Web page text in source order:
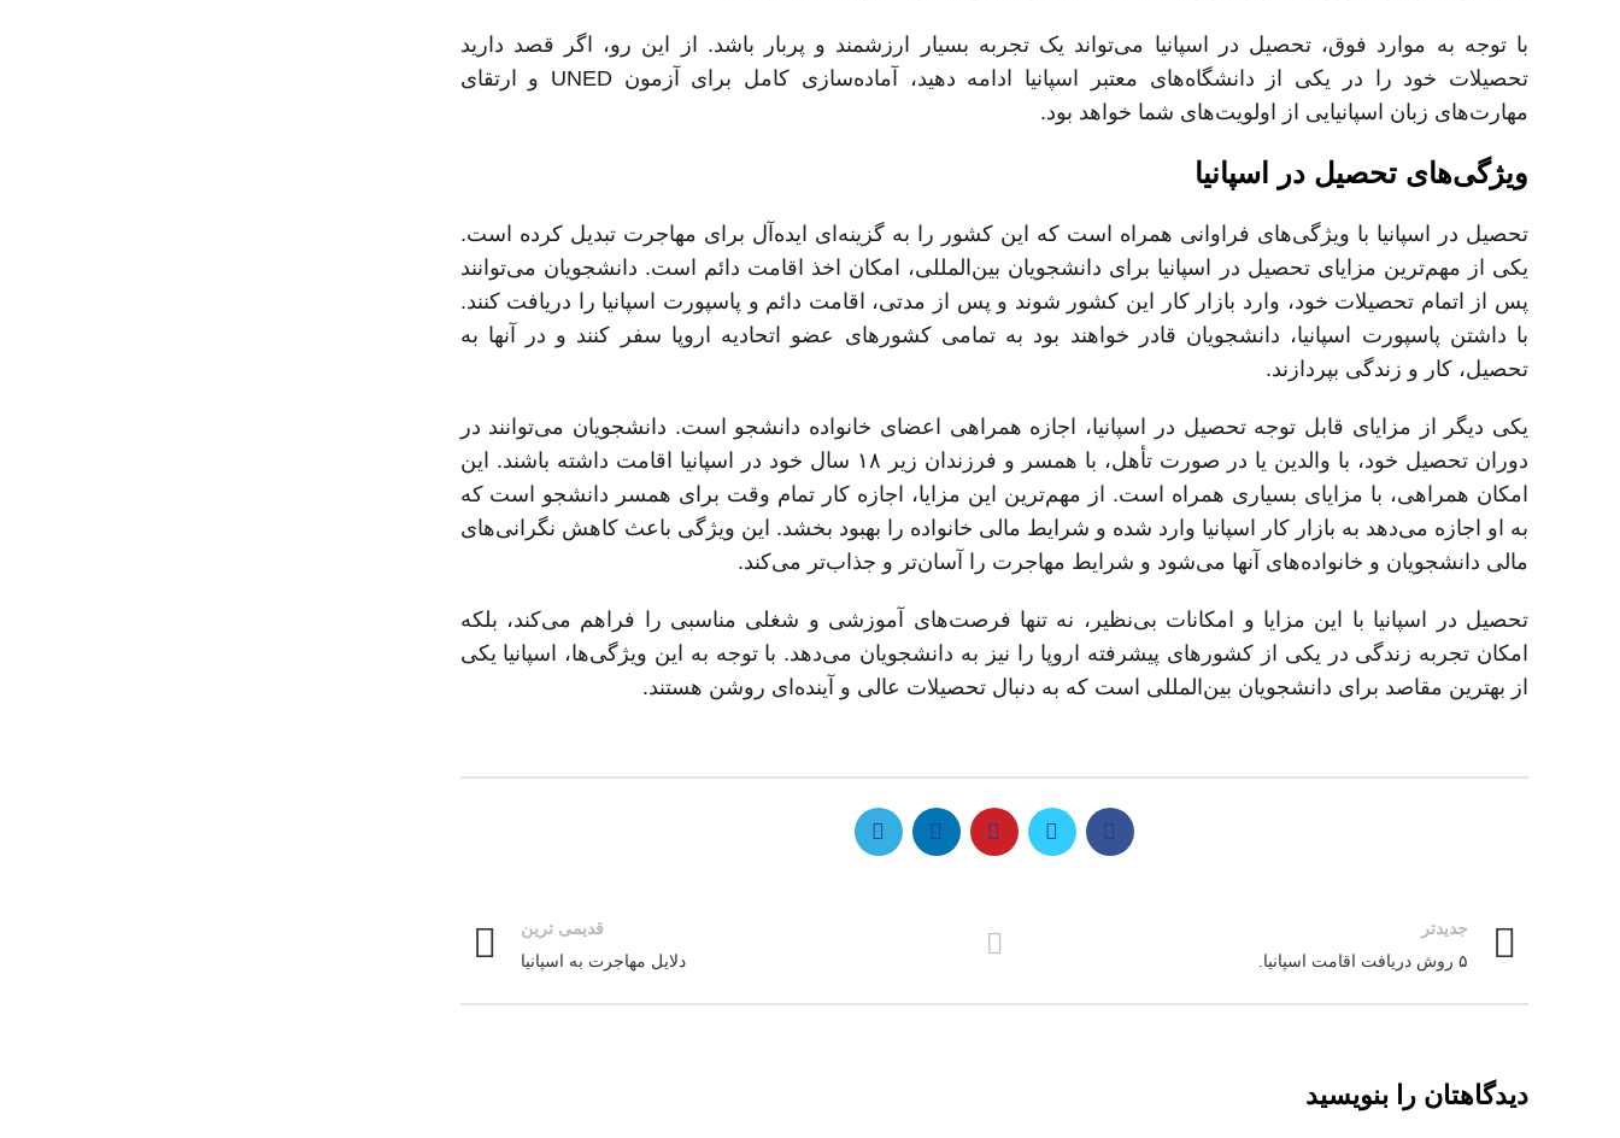
با توجه به موارد فوق، تحصیل در اسپانیا می‌تواند یک تجربه بسیار ارزشمند و پربار باشد. از این رو، اگر قصد دارید
تحصیلات خود را در یکی از دانشگاه‌های معتبر اسپانیا ادامه دهید، آماده‌سازی کامل برای آزمون UNED و ارتقای
مهارت‌های زبان اسپانیایی از اولویت‌های شما خواهد بود.
ویژگی‌های تحصیل در اسپانیا
تحصیل در اسپانیا با ویژگی‌های فراوانی همراه است که این کشور را به گزینه‌ای ایده‌آل برای مهاجرت تبدیل کرده است.
یکی از مهم‌ترین مزایای تحصیل در اسپانیا برای دانشجویان بین‌المللی، امکان اخذ اقامت دائم است. دانشجویان می‌توانند
پس از اتمام تحصیلات خود، وارد بازار کار این کشور شوند و پس از مدتی، اقامت دائم و پاسپورت اسپانیا را دریافت کنند.
با داشتن پاسپورت اسپانیا، دانشجویان قادر خواهند بود به تمامی کشورهای عضو اتحادیه اروپا سفر کنند و در آنها به
تحصیل، کار و زندگی بپردازند.
یکی دیگر از مزایای قابل توجه تحصیل در اسپانیا، اجازه همراهی اعضای خانواده دانشجو است. دانشجویان می‌توانند در
دوران تحصیل خود، با والدین یا در صورت تأهل، با همسر و فرزندان زیر ۱۸ سال خود در اسپانیا اقامت داشته باشند. این
امکان همراهی، با مزایای بسیاری همراه است. از مهم‌ترین این مزایا، اجازه کار تمام وقت برای همسر دانشجو است که
به او اجازه می‌دهد به بازار کار اسپانیا وارد شده و شرایط مالی خانواده را بهبود بخشد. این ویژگی باعث کاهش نگرانی‌های
مالی دانشجویان و خانواده‌های آنها می‌شود و شرایط مهاجرت را آسان‌تر و جذاب‌تر می‌کند.
تحصیل در اسپانیا با این مزایا و امکانات بی‌نظیر، نه تنها فرصت‌های آموزشی و شغلی مناسبی را فراهم می‌کند، بلکه
امکان تجربه زندگی در یکی از کشورهای پیشرفته اروپا را نیز به دانشجویان می‌دهد. با توجه به این ویژگی‌ها، اسپانیا یکی
از بهترین مقاصد برای دانشجویان بین‌المللی است که به دنبال تحصیلات عالی و آینده‌ای روشن هستند.
جدیدتر
۵ روش دریافت اقامت اسپانیا.
قدیمی ترین
دلایل مهاجرت به اسپانیا
دیدگاهتان را بنویسید